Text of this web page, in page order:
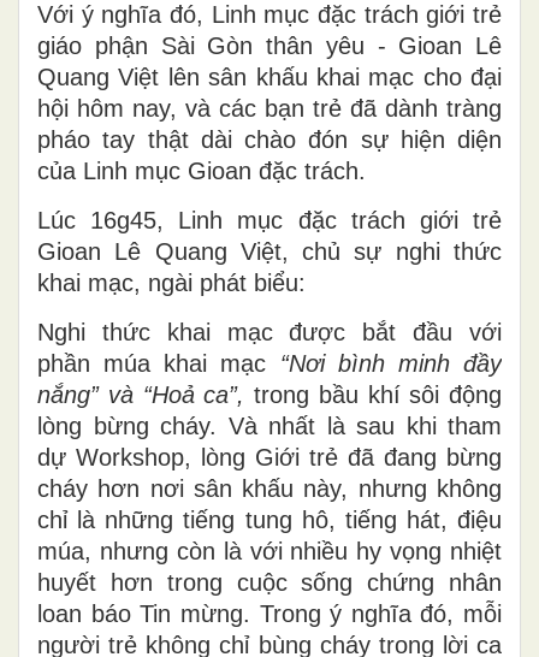
Với ý nghĩa đó, Linh mục đặc trách giới trẻ
giáo phận Sài Gòn thân yêu - Gioan Lê
Quang Việt lên sân khấu khai mạc cho đại
hội hôm nay, và các bạn trẻ đã dành tràng
pháo tay thật dài chào đón sự hiện diện
của Linh mục Gioan đặc trách.
Lúc 16g45, Linh mục đặc trách giới trẻ
Gioan Lê Quang Việt, chủ sự nghi thức
khai mạc, ngài phát biểu:
Nghi thức khai mạc được bắt đầu với
phần múa khai mạc “Nơi bình minh đầy
nắng” và “Hoả ca”, trong bầu khí sôi động
lòng bừng cháy. Và nhất là sau khi tham
dự Workshop, lòng Giới trẻ đã đang bừng
cháy hơn nơi sân khấu này, nhưng không
chỉ là những tiếng tung hô, tiếng hát, điệu
múa, nhưng còn là với nhiều hy vọng nhiệt
huyết hơn trong cuộc sống chứng nhân
loan báo Tin mừng. Trong ý nghĩa đó, mỗi
người trẻ không chỉ bùng cháy trong lời ca